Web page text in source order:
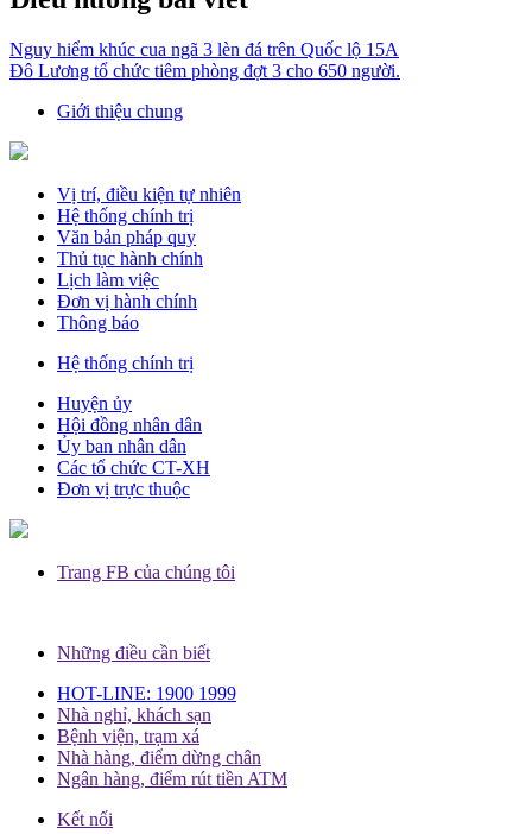
Nguy hiểm khúc cua ngã 3 lèn đá trên Quốc lộ 15A
Đô Lương tổ chức tiêm phòng đợt 3 cho 650 người.
Giới thiệu chung
Vị trí, điều kiện tự nhiên
Hệ thống chính trị
Văn bản pháp quy
Thủ tục hành chính
Lịch làm việc
Đơn vị hành chính
Thông báo
Hệ thống chính trị
Huyện ủy
Hội đồng nhân dân
Ủy ban nhân dân
Các tổ chức CT-XH
Đơn vị trực thuộc
Trang FB của chúng tôi
Những điều cần biết
HOT-LINE: 1900 1999
Nhà nghỉ, khách sạn
Bệnh viện, trạm xá
Nhà hàng, điểm dừng chân
Ngân hàng, điểm rút tiền ATM
Kết nối